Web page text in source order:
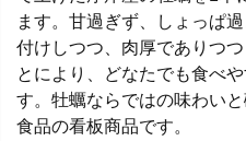
ます。甘過ぎず、しょっぱ
付けしつつ、肉厚でありつ
とにより、どなたでも食べ
す。牡蠣ならではの味わい
食品の看板商品です。